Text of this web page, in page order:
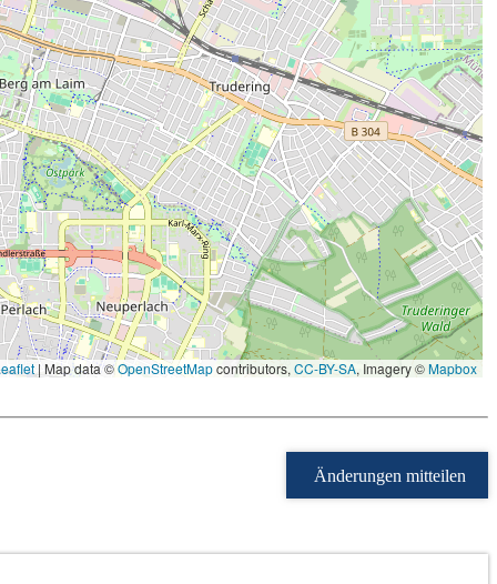
| Map data ©OpenStreetMapcontributors, CC-BY-SA, Imagery ©Mapbox
Änderungen mitteilen